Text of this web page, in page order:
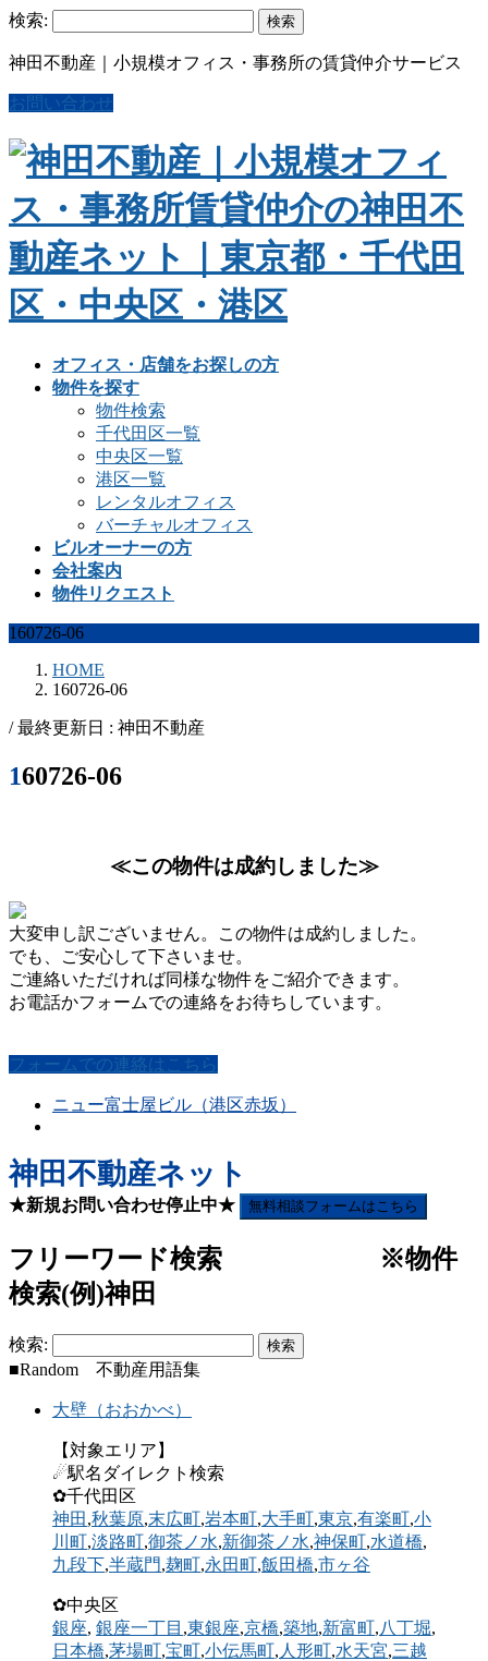
検索:
神田不動産｜小規模オフィス・事務所の賃貸仲介サービス
お問い合わせ
オフィス・店舗をお探しの方
物件を探す
物件検索
千代田区一覧
中央区一覧
港区一覧
レンタルオフィス
バーチャルオフィス
ビルオーナーの方
会社案内
物件リクエスト
160726-06
HOME
160726-06
/ 最終更新日 : 神田不動産
160726-06
≪この物件は成約しました≫
大変申し訳ございません。この物件は成約しました。
でも、ご安心して下さいませ。
ご連絡いただければ同様な物件をご紹介できます。
お電話かフォームでの連絡をお待ちしています。
フォームでの連絡はこちら
ニュー富士屋ビル（港区赤坂）
神田不動産ネット
★新規お問い合わせ停止中★ 無料相談フォームはこちら
フリーワード検索 ※物件
検索(例)神田
検索:
■Random 不動産用語集
大壁（おおかべ）
【対象エリア】
☄駅名ダイレクト検索
✿千代田区
神田 ,秋葉原,末広町,岩本町,大手町,東京,有楽町,小
川町,淡路町,御茶ノ水,新御茶ノ水,神保町,水道橋,
九段下,半蔵門,麹町,永田町,飯田橋,市ヶ谷
✿中央区
銀座, 銀座一丁目 ,東銀座,京橋,築地,新富町,八丁堀,
日本橋,茅場町,宝町,小伝馬町, 人形町,水天宮,三越